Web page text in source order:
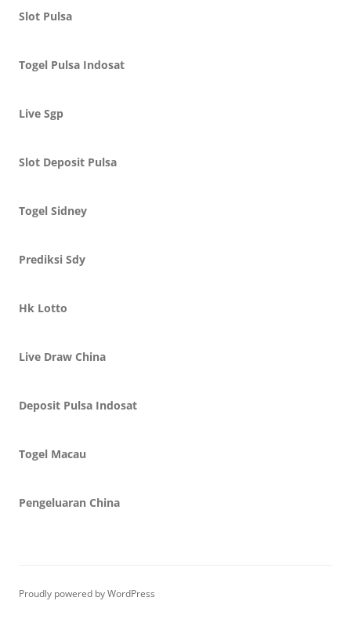
Slot Pulsa
Togel Pulsa Indosat
Live Sgp
Slot Deposit Pulsa
Togel Sidney
Prediksi Sdy
Hk Lotto
Live Draw China
Deposit Pulsa Indosat
Togel Macau
Pengeluaran China
Proudly powered by WordPress